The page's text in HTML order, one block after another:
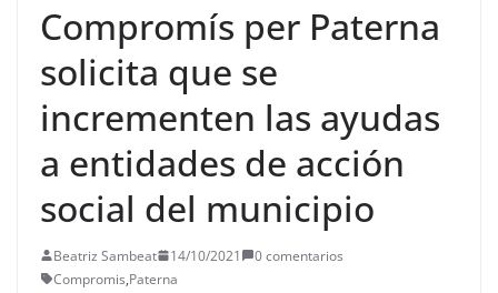
Compromís per Paterna
solicita que se
incrementen las ayudas
a entidades de acción
social del municipio
Beatriz Sambeat 14/10/2021
0 comentarios
Compromis,Paterna